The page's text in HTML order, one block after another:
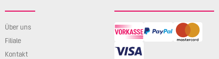
Über uns
Filiale
Kontakt